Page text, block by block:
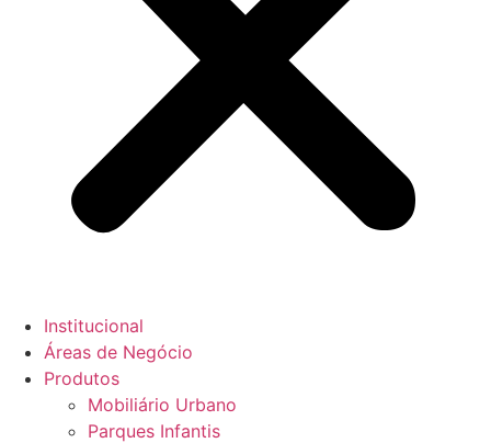
Institucional
Áreas de Negócio
Produtos
Mobiliário Urbano
Parques Infantis